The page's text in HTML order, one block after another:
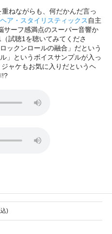
ねながらも、何だかんだ言っ
ヘア・スタイリスティックス 自主
ーフ感満点のスーパー音響か
試聴1を聴いてみてくださ
ックンロールの融合」だという
」というボイスサンプルが入っ
ャケもお気に入りだというヘ
!?
)